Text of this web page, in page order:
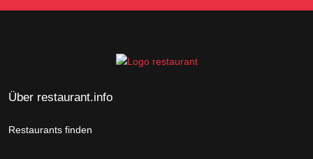
Über restaurant.info
Restaurants finden